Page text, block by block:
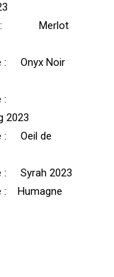
: Merlot
: Onyx Noir
:
2023
: Oeil de
: Syrah 2023
: Humagne